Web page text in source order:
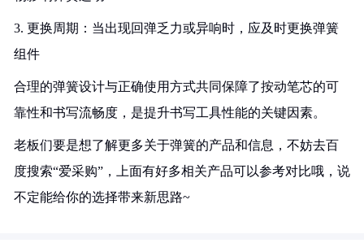
3. 更换周期：当出现回弹乏力或异响时，应及时更换弹簧
组件
合理的弹簧设计与正确使用方式共同保障了按动笔芯的可
靠性和书写流畅度，是提升书写工具性能的关键因素。
老板们要是想了解更多关于弹簧的产品和信息，不妨去百
度搜索“爱采购”，上面有好多相关产品可以参考对比哦，说
不定能给你的选择带来新思路~